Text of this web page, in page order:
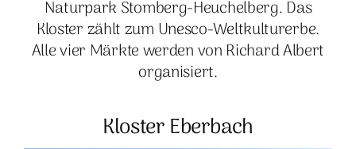
Naturpark Stomberg-Heuchelberg. Das
Kloster zählt zum Unesco-Weltkulturerbe.
Alle vier Märkte werden von Richard Albert
organisiert.
Kloster Eberbach